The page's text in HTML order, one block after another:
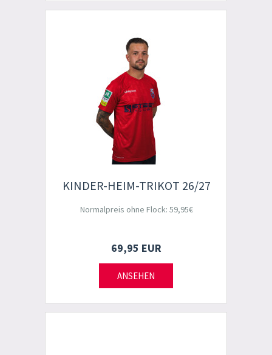
KINDER-HEIM-TRIKOT 26/27
Normalpreis ohne Flock: 59,95€
69,95 EUR
ANSEHEN